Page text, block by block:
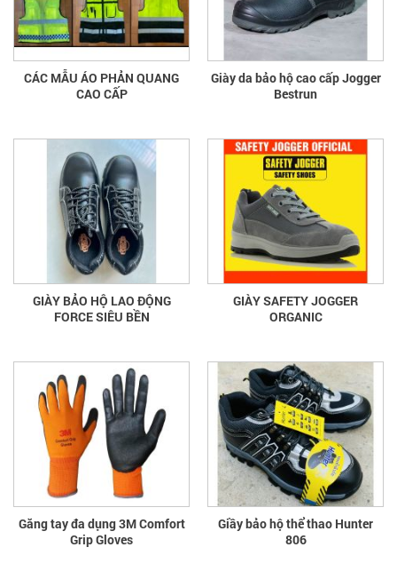
CÁC MẪU ÁO PHẢN QUANG
CAO CẤP
Giày da bảo hộ cao cấp Jogger
Bestrun
GIÀY BẢO HỘ LAO ĐỘNG
FORCE SIÊU BỀN
GIÀY SAFETY JOGGER
ORGANIC
Găng tay đa dụng 3M Comfort
Grip Gloves
Giầy bảo hộ thể thao Hunter
806